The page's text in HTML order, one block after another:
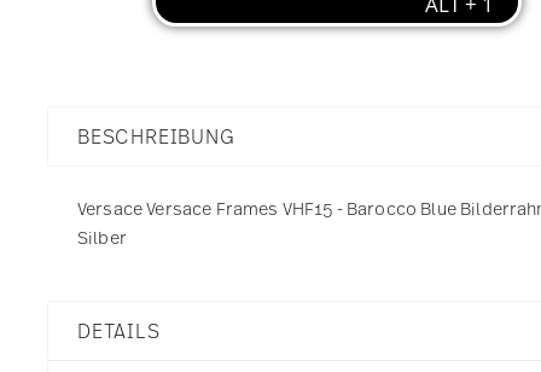
BESCHREIBUNG
Versace Versace Frames VHF15 - Barocco Blue
Silber
DETAILS